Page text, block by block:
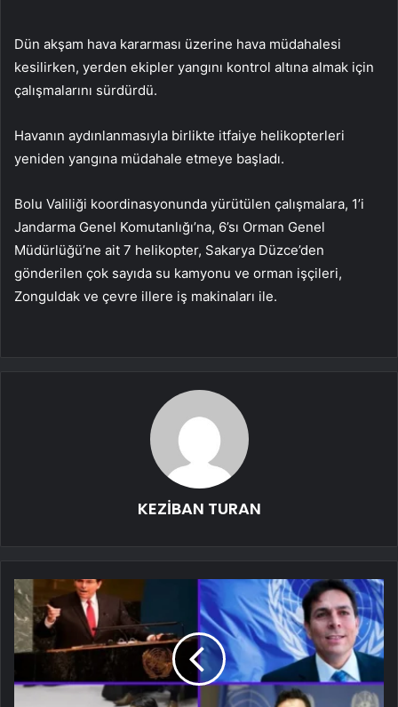
Dün akşam hava kararması üzerine hava müdahalesi
kesilirken, yerden ekipler yangını kontrol altına almak için
çalışmalarını sürdürdü.
Havanın aydınlanmasıyla birlikte itfaiye helikopterleri
yeniden yangına müdahale etmeye başladı.
Bolu Valiliği koordinasyonunda yürütülen çalışmalara, 1’i
Jandarma Genel Komutanlığı’na, 6’sı Orman Genel
Müdürlüğü’ne ait 7 helikopter, Sakarya Düzce’den
gönderilen çok sayıda su kamyonu ve orman işçileri,
Zonguldak ve çevre illere iş makinaları ile.
KEZİBAN TURAN